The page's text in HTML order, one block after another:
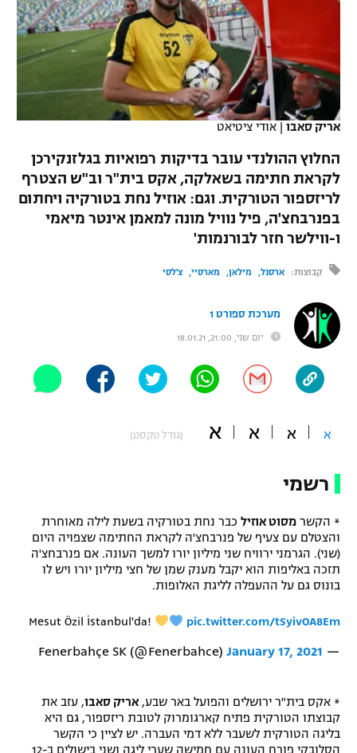
רץ ברשת
תוצאות
לוח שידורים
ברחבה
"מעל הליגה" – פודקאסט
"מחצית בשכונה" – פודקאסט
משתתפים וזוכים בפרסים
תקנון משתתפים וזוכים בפרסים
תקנון עבור פעילות אלקטרה
תקנון עבור פעילות ספורט 1 – "מרלן"
טניס
גיימינג E-Sports
מדיניות פרטיות
תקנון פעילות ספורט 1
רשיון להקרנה פומבית לבית עסק
נבחרת ישראל
מכבי חיפה
בית"ר ירושלים
מכבי תל אביב
הפועל תל אביב
הפועל חיפה
בני יהודה
ליגה ספרדית
ליגה איטלקית
ליגה צרפתית
ליגה הולנדית
ליגה טורקית
ליגה סינית
ליגה ברזילאית
ליגות נוספות
כדורסל נשים
מכבי תל אביב
הפועל חולון
הפועל ירושלים
דני אבדיה
יורוקאפ
כדוריד
כדורעף
שחייה
ג'ודו
אגרוף
ספורט אולימפי
UFC
היאבקות WWE
אופניים
ספורט מוטורי
בייסבול MLB
ספורט אתגרי ואקסטרים
אומנויות לחימה
גיימינג E-Sports
אריק סאבו | אודי ציטיאט
החלוץ ההולנדי עובר בדיקות רפואיות בגלזנקירכן
לקראת חתימה בשאלקה, אקס בית"ר וב"ש הצטרף
לריזספור הטורקית. וגם: אוזיל נחת בטורקיה ויחתום
בפנרבחצ'ה, פיל נוויל מונה למאמן אינטר מיאמי
ו-ווילשר חזר לבורנמות'
קבוצות: ארסנל מילאן מארסיי צ'לסי
מערכת ספורט 1
יום שני, 21:00, 18.01.21
א א א א (גודל טקסט)
רשמי
* הקשר מסוט אוזיל כבר נחת בטורקיה בשעת לילה מאוחרת
והצטלם עם צעיף של פנרבחצ'ה לקראת החתימה שצפויה היום
(שני). הגרמני ירוויח שני מיליון יורו למשך העונה. אם פנרבחצ'ה
תזכה באליפות הוא יקבל מענק שמן של חצי מיליון יורו ויש לו
בונוס גם על ההעפלה לליגת האלופות.
Mesut Özil İstanbul'da! pic.twitter.com/tSyivOA8Em
— Fenerbahçe SK (@Fenerbahce)
January 17, 2021
* אקס בית"ר ירושלים והפועל באר שבע, אריק סאבו, עזב את
קבוצתו הטורקית פתיח קארגומרוק לטובת ריזספור, גם היא
בליגה הטורקית לשעבר ללא דמי העברה. יש לציין כי הקשר
הסלובקי פורח העונה עם חמישה שערי ליגה ושני בישולים ב-12